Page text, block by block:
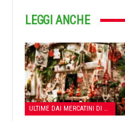
LEGGI ANCHE
ULTIME DAI MERCATINI DI NATALE